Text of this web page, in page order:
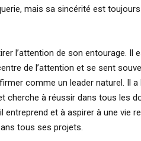
mais sa sincérité est
l’attention de son entourage.
de l’attention et se sent
comme un leader naturel.
cherche à réussir dans tous les
et à aspirer à une vie
tous ses projets.